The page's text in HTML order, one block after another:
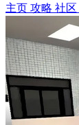
主页 攻略 社区